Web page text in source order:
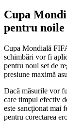
Cupa
pentru
Cupa Mondială
schimbări vor fi
pentru noul set de
presiune maximă
Dacă măsurile vor
care timpul efectiv
este sancționat mai
pentru corectarea